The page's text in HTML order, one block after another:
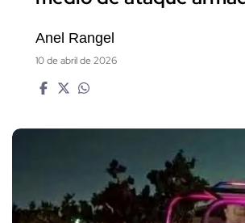
Anel Rangel
10 de abril de 2026